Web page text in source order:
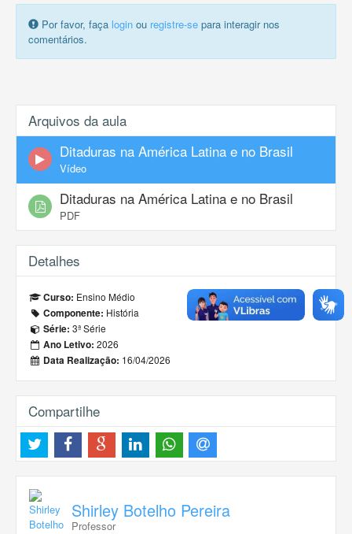
Por favor, faça login ou registre-se para interagir nos
comentários.
Arquivos da aula
Ditaduras na América Latina e no Brasil
Vídeo
Ditaduras na América Latina e no Brasil
PDF
Detalhes
Curso: Ensino Médio
Componente: História
Série: 3ª Série
Ano Letivo: 2026
Data Realização: 16/04/2026
Compartilhe
Shirley Botelho Pereira
Professor